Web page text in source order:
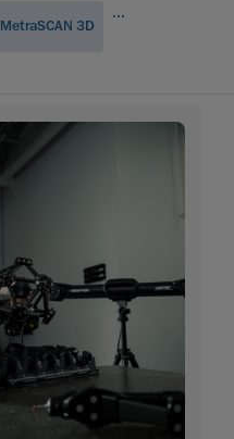
MetraSCAN 3D
...